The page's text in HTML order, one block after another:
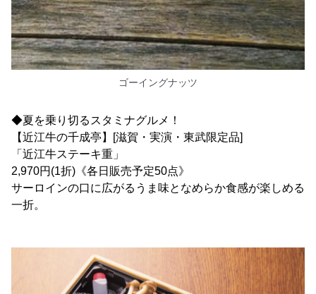
ゴーイングナッツ
◆夏を乗り切るスタミナグルメ！
【近江牛の千成亭】[滋賀・実演・東武限定品]
「近江牛ステーキ重」
2,970円(1折)《各日販売予定50点》
サーロインの口に広がるうま味となめらか食感が楽しめる
一折。